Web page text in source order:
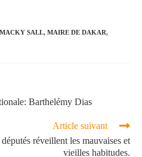
MACKY SALL, MAIRE DE DAKAR,
Barthelémy Dias
Article suivant
réveillent les mauvaises et
vieilles habitudes.